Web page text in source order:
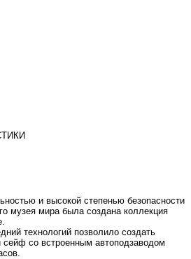
и высокой степенью безопасности
музея мира была создана коллекция
технологий позволило создать
со встроенным автоподзаводом